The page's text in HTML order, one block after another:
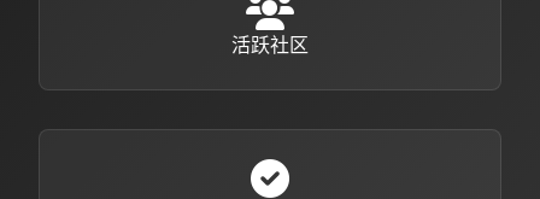
活跃社区